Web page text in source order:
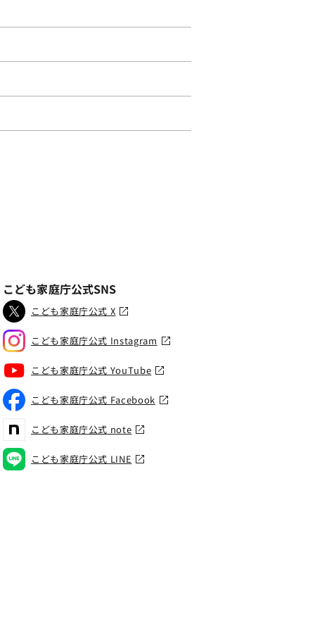
こども家庭庁公式SNS
こども家庭庁公式 X
こども家庭庁公式 Instagram
こども家庭庁公式 YouTube
こども家庭庁公式 Facebook
こども家庭庁公式 note
こども家庭庁公式 LINE